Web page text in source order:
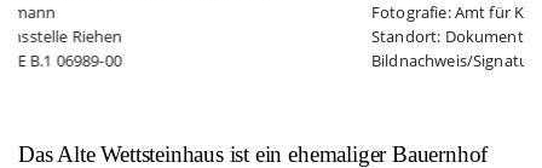
Sonstiges
Fotografie: Amt für Kantons- und Stadtplanung
Standort: Dokumentationsstelle Riehen
Bildnachweis/Signatur: RIE B.1 00176-00
Das Alte Wettsteinhaus ist ein ehemaliger Bauernhof